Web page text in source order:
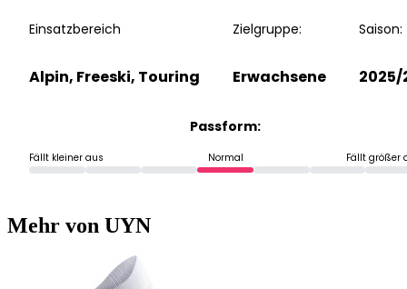
Einsatzbereich
Alpin, Freeski, Touring
Zielgruppe:
Erwachsene
Saison:
2025/
Passform:
Fällt kleiner aus Normal Fällt größer
Mehr von UYN